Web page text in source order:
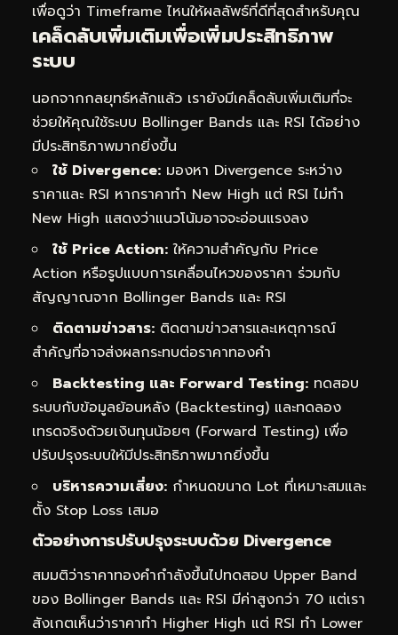
เพื่อดูว่า Timeframe ไหนให้ผลลัพธ์ที่ดีที่สุดสำหรับคุณ
เคล็ดลับเพิ่มเติมเพื่อเพิ่มประสิทธิภาพ
ระบบ
นอกจากกลยุทธ์หลักแล้ว เรายังมีเคล็ดลับเพิ่มเติมที่จะ
ช่วยให้คุณใช้ระบบ Bollinger Bands และ RSI ได้อย่าง
มีประสิทธิภาพมากยิ่งขึ้น
ใช้ Divergence: มองหา Divergence ระหว่าง
ราคาและ RSI หากราคาทำ New High แต่ RSI ไม่ทำ
New High แสดงว่าแนวโน้มอาจจะอ่อนแรงลง
ใช้ Price Action: ให้ความสำคัญกับ Price
Action หรือรูปแบบการเคลื่อนไหวของราคา ร่วมกับ
สัญญาณจาก Bollinger Bands และ RSI
ติดตามข่าวสาร: ติดตามข่าวสารและเหตุการณ์
สำคัญที่อาจส่งผลกระทบต่อราคาทองคำ
Backtesting และ Forward Testing: ทดสอบ
ระบบกับข้อมูลย้อนหลัง (Backtesting) และทดลอง
เทรดจริงด้วยเงินทุนน้อยๆ (Forward Testing) เพื่อ
ปรับปรุงระบบให้มีประสิทธิภาพมากยิ่งขึ้น
บริหารความเสี่ยง: กำหนดขนาด Lot ที่เหมาะสมและ
ตั้ง Stop Loss เสมอ
ตัวอย่างการปรับปรุงระบบด้วย Divergence
สมมติว่าราคาทองคำกำลังขึ้นไปทดสอบ Upper Band
ของ Bollinger Bands และ RSI มีค่าสูงกว่า 70 แต่เรา
สังเกตเห็นว่าราคาทำ Higher High แต่ RSI ทำ Lower